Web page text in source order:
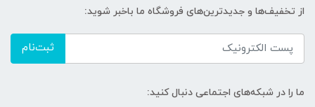
از تخفیف‌ها و جدیدترین‌های فروشگاه ما باخبر شوید:
ثبت‌نام
ما را در شبکه‌های اجتماعی دنبال کنید: